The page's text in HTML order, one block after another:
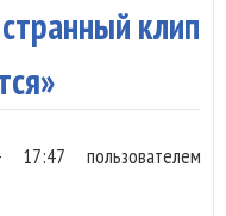
клип
17:47 пользователем